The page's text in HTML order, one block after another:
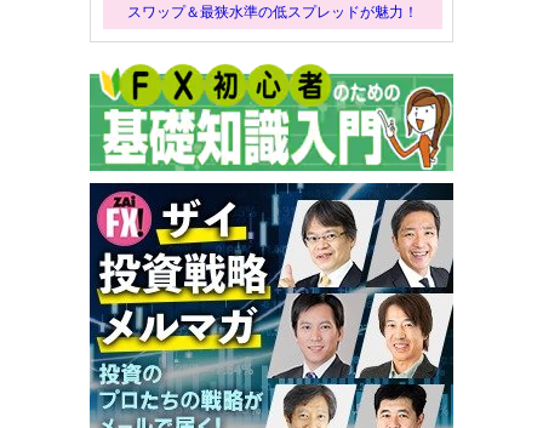
スワップ＆最狭水準の低スプレッドが魅力！